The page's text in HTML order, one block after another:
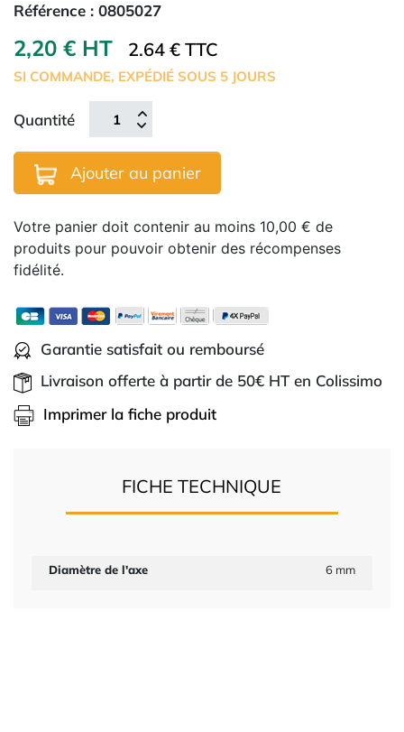
Référence : 0805027
2,20 € HT 2.64 € TTC
SI COMMANDE, EXPÉDIÉ SOUS 5 JOURS
Quantité
Ajouter au panier
Votre panier doit contenir au moins 10,00 € de
produits pour pouvoir obtenir des récompenses
fidélité.
Garantie satisfait ou remboursé
Livraison offerte à partir de 50€ HT en Colissimo
Imprimer la fiche produit
FICHE TECHNIQUE
Diamètre de l'axe 6 mm